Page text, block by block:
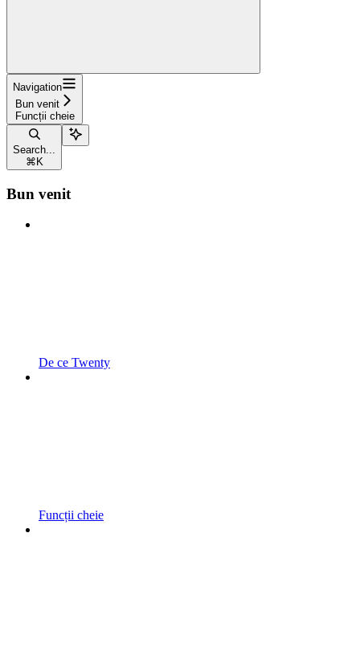
Navigation
Bun venit
Funcții cheie
Search...
⌘ K
Bun venit
De ce Twenty
Funcții cheie